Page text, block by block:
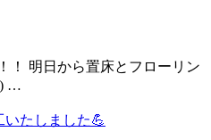
！ 明日から置床とフローリン
…